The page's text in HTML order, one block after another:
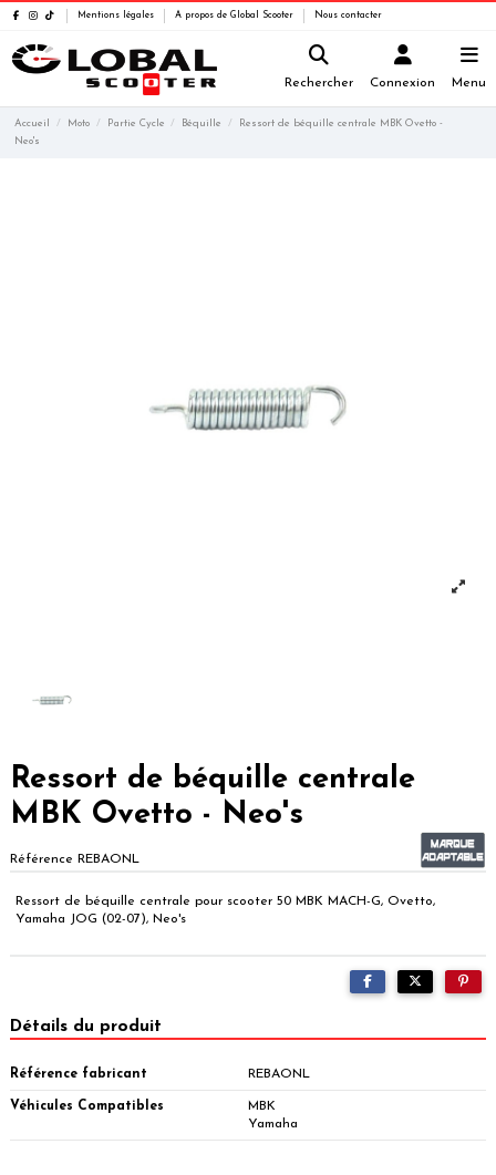
Mentions légales A propos de Global Scooter Nous contacter
Rechercher Connexion Menu
Accueil Moto Partie Cycle Béquille
Ressort de béquille centrale MBK Ovetto -
Neo's
Ressort de béquille centrale
MBK Ovetto - Neo's
Référence REBAONL
Ressort de béquille centrale pour scooter 50 MBK MACH-G, Ovetto,
Yamaha JOG (02-07), Neo's
Détails du produit
Référence fabricant REBAONL
Véhicules Compatibles
MBK
Yamaha